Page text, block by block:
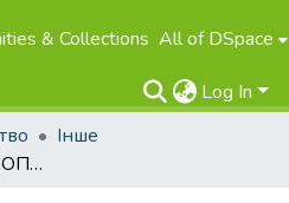
& Collections All of DSpace
Log In
Інше
ІНТЕНСИВНІСТЬ НАКОПИЧЕННЯ ВАЖКИХ МЕТАЛІВ У ЛИСТКОВІЙ МАСІ ТА НАСІННІ РОЗТОРОПШІ ПЛЯМИСТОЇ ЗА РІЗНОГО ОРГАНІЧНОГО УДОБРЕННЯ